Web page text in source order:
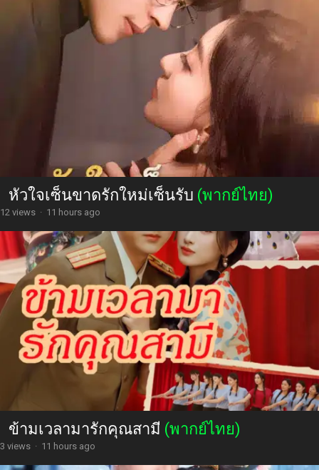
หัวใจเซ็นขาดรักใหม่เซ็นรับ (พากย์ไทย)
12 views · 11 hours ago
ข้ามเวลามารักคุณสามี (พากย์ไทย)
3 views · 11 hours ago